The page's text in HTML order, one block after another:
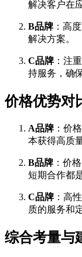
解决客户在
B品牌 ：高
解决方案。
C品牌 ：注
持服务，确
价格优势对
A品牌 ：价
本获得高质
B品牌 ：价
短期合作都
C品牌 ：高
质的服务和
综合考量与